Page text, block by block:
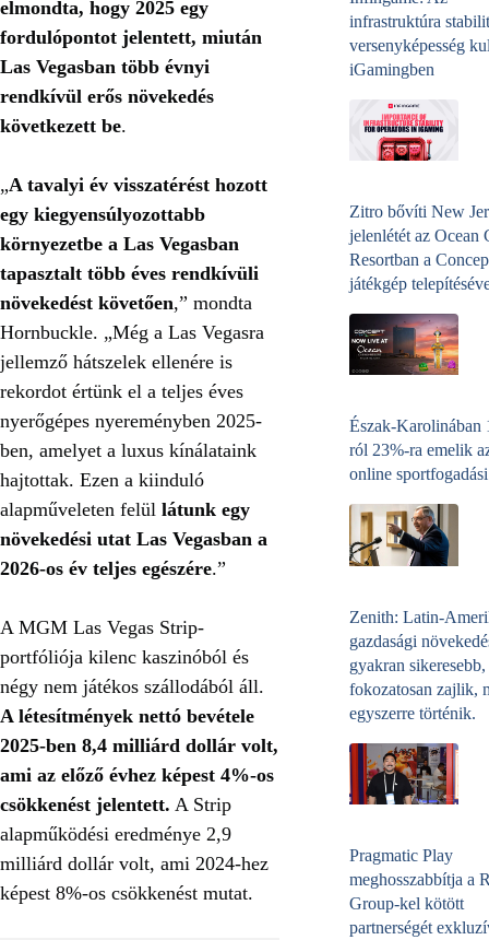
elmondta, hogy 2025 egy
fordulópontot jelentett, miután
Las Vegasban több évnyi
rendkívül erős növekedés
következett be.
„A tavalyi év visszatérést hozott
egy kiegyensúlyozottabb
környezetbe a Las Vegasban
tapasztalt több éves rendkívüli
növekedést követően,” mondta
Hornbuckle. „Még a Las Vegasra
jellemző hátszelek ellenére is
rekordot értünk el a teljes éves
nyerőgépes nyereményben 2025-
ben, amelyet a luxus kínálataink
hajtottak. Ezen a kiinduló
alapműveleten felül látunk egy
növekedési utat Las Vegasban a
2026-os év teljes egészére.”
A MGM Las Vegas Strip-
portfóliója kilenc kaszinóból és
négy nem játékos szállodából áll.
A létesítmények nettó bevétele
2025-ben 8,4 milliárd dollár volt,
ami az előző évhez képest 4%-os
csökkenést jelentett. A Strip
alapműködési eredménye 2,9
milliárd dollár volt, ami 2024-hez
képest 8%-os csökkenést mutat.
infrastruktúra
versenyképesség
iGamingben
Zitro bővíti New
jelenlétét az Ocean
Resortban a
játékgép
Észak-Karolinában
ról 23%-ra emelik
online
Zenith: Latin-
gazdasági
gyakran sikeresebb,
fokozatosan zajlik,
egyszerre történik.
Pragmatic Play
meghosszabbítja a
Group-kel kötött
partnerségét